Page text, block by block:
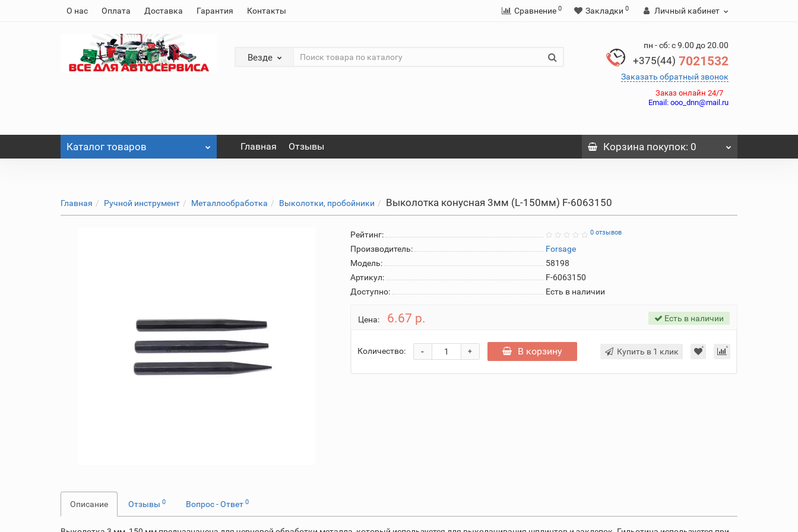
О нас Оплата Доставка Гарантия Контакты Сравнение 0 Закладки 0 Личный кабинет
Везде
пн - сб: с 9.00 до 20.00
+375(44) 7021532
Заказать обратный звонок
Заказ онлайн 24/7
Email: ooo_dnn@mail.ru
Каталог товаров Главная Отзывы Корзинапокупок: 0
Главная Ручной инструмент Металлообработка Выколотки, пробойники Выколотка конусная 3мм (L-150мм) F-6063150
Рейтинг: 0 отзывов
Производитель:
Forsage
Модель:
58198
Артикул:
F-6063150
Доступно:
Есть в наличии
Цена: 6.67 р. Есть в наличии
Количество: +
- В корзину Купить в 1 клик
Описание Отзывы 0 Вопрос - Ответ 0